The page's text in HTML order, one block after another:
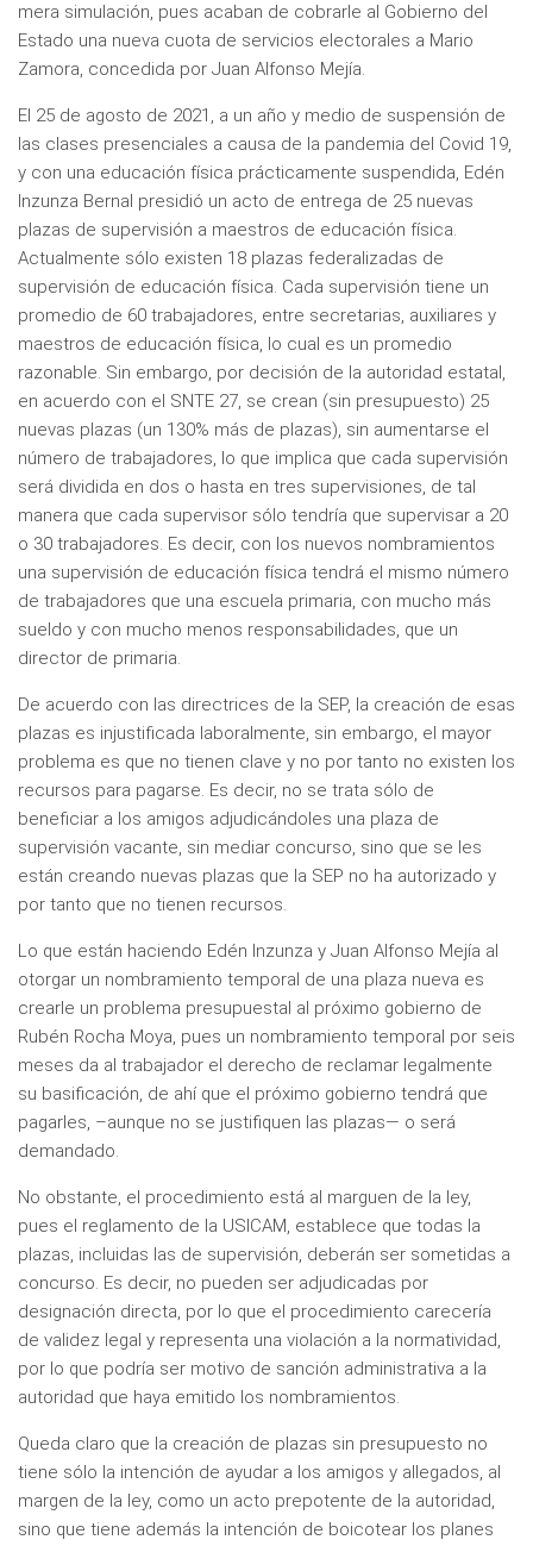
mera simulación, pues acaban de cobrarle al Gobierno del
Estado una nueva cuota de servicios electorales a Mario
Zamora, concedida por Juan Alfonso Mejía.
El 25 de agosto de 2021, a un año y medio de suspensión de
las clases presenciales a causa de la pandemia del Covid 19,
y con una educación física prácticamente suspendida, Edén
Inzunza Bernal presidió un acto de entrega de 25 nuevas
plazas de supervisión a maestros de educación física.
Actualmente sólo existen 18 plazas federalizadas de
supervisión de educación física. Cada supervisión tiene un
promedio de 60 trabajadores, entre secretarias, auxiliares y
maestros de educación física, lo cual es un promedio
razonable. Sin embargo, por decisión de la autoridad estatal,
en acuerdo con el SNTE 27, se crean (sin presupuesto) 25
nuevas plazas (un 130% más de plazas), sin aumentarse el
número de trabajadores, lo que implica que cada supervisión
será dividida en dos o hasta en tres supervisiones, de tal
manera que cada supervisor sólo tendría que supervisar a 20
o 30 trabajadores. Es decir, con los nuevos nombramientos
una supervisión de educación física tendrá el mismo número
de trabajadores que una escuela primaria, con mucho más
sueldo y con mucho menos responsabilidades, que un
director de primaria.
De acuerdo con las directrices de la SEP, la creación de esas
plazas es injustificada laboralmente, sin embargo, el mayor
problema es que no tienen clave y no por tanto no existen los
recursos para pagarse. Es decir, no se trata sólo de
beneficiar a los amigos adjudicándoles una plaza de
supervisión vacante, sin mediar concurso, sino que se les
están creando nuevas plazas que la SEP no ha autorizado y
por tanto que no tienen recursos.
Lo que están haciendo Edén Inzunza y Juan Alfonso Mejía al
otorgar un nombramiento temporal de una plaza nueva es
crearle un problema presupuestal al próximo gobierno de
Rubén Rocha Moya, pues un nombramiento temporal por seis
meses da al trabajador el derecho de reclamar legalmente
su basificación, de ahí que el próximo gobierno tendrá que
pagarles, –aunque no se justifiquen las plazas— o será
demandado.
No obstante, el procedimiento está al marguen de la ley,
pues el reglamento de la USICAM, establece que todas la
plazas, incluidas las de supervisión, deberán ser sometidas a
concurso. Es decir, no pueden ser adjudicadas por
designación directa, por lo que el procedimiento carecería
de validez legal y representa una violación a la normatividad,
por lo que podría ser motivo de sanción administrativa a la
autoridad que haya emitido los nombramientos.
Queda claro que la creación de plazas sin presupuesto no
tiene sólo la intención de ayudar a los amigos y allegados, al
margen de la ley, como un acto prepotente de la autoridad,
sino que tiene además la intención de boicotear los planes